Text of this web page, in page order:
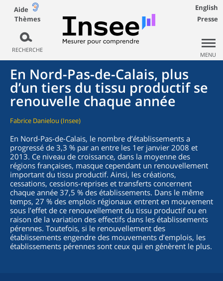
Aide
Thèmes
RECHERCHE
English
Presse
MENU
En Nord-Pas-de-Calais, plus
d’un tiers du tissu productif se
renouvelle chaque année
Fabrice Danielou (Insee)
En Nord-Pas-de-Calais, le nombre d’établissements a
progressé de 3,3 % par an entre les 1er janvier 2008 et
2013. Ce niveau de croissance, dans la moyenne des
régions françaises, masque cependant un renouvellement
important du tissu productif. Ainsi, les créations,
cessations, cessions-reprises et transferts concernent
chaque année 37,5 % des établissements. Dans le même
temps, 27 % des emplois régionaux entrent en mouvement
sous l’effet de ce renouvellement du tissu productif ou en
raison de la variation des effectifs dans les établissements
pérennes. Toutefois, si le renouvellement des
établissements engendre des mouvements d’emplois, les
établissements pérennes sont ceux qui en génèrent le plus.